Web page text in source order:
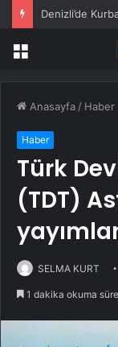
Denizli’de
Menü
Anasayfa / Haber
Haber
Türk
(TDT)
SELMA KURT
1 dakika okuma